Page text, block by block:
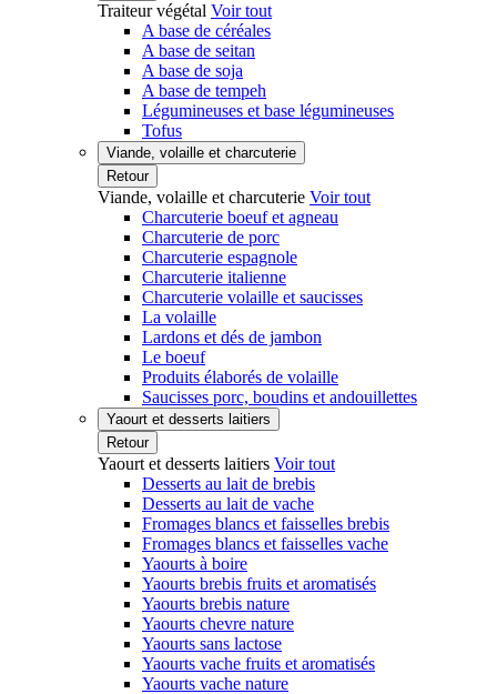
Traiteur végétal Voir tout
A base de céréales
A base de seitan
A base de soja
A base de tempeh
Légumineuses et base légumineuses
Tofus
Viande, volaille et charcuterie
Retour
Viande, volaille et charcuterie Voir tout
Charcuterie boeuf et agneau
Charcuterie de porc
Charcuterie espagnole
Charcuterie italienne
Charcuterie volaille et saucisses
La volaille
Lardons et dés de jambon
Le boeuf
Produits élaborés de volaille
Saucisses porc, boudins et andouillettes
Yaourt et desserts laitiers
Retour
Yaourt et desserts laitiers Voir tout
Desserts au lait de brebis
Desserts au lait de vache
Fromages blancs et faisselles brebis
Fromages blancs et faisselles vache
Yaourts à boire
Yaourts brebis fruits et aromatisés
Yaourts brebis nature
Yaourts chevre nature
Yaourts sans lactose
Yaourts vache fruits et aromatisés
Yaourts vache nature